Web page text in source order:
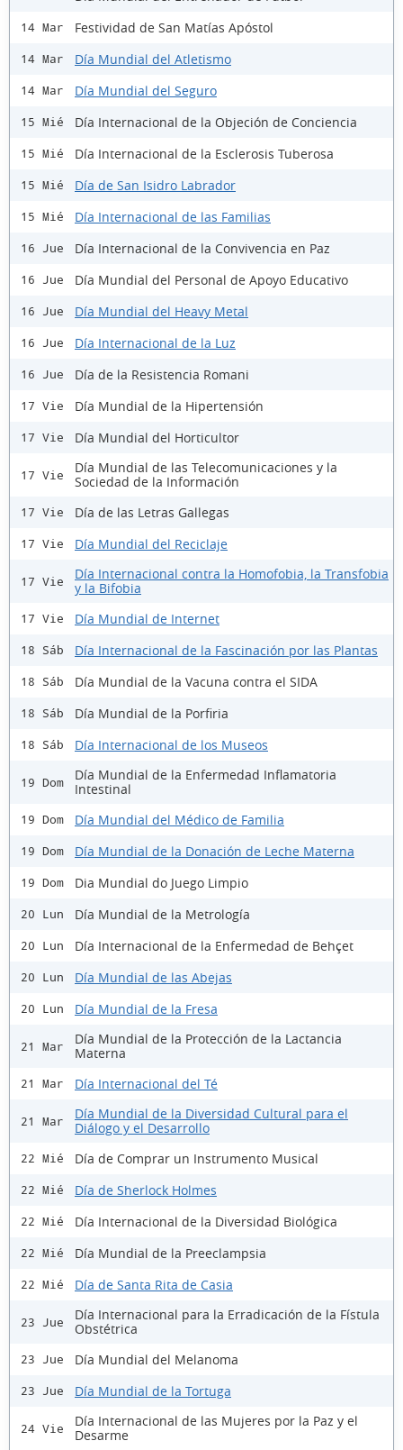
14 Mar Festividad de San Matías Apóstol
14 Mar Día Mundial del Atletismo
14 Mar Día Mundial del Seguro
15 Mié Día Internacional de la Objeción de Conciencia
15 Mié Día Internacional de la Esclerosis Tuberosa
15 Mié Día de San Isidro Labrador
15 Mié Día Internacional de las Familias
16 Jue Día Internacional de la Convivencia en Paz
16 Jue Día Mundial del Personal de Apoyo Educativo
16 Jue Día Mundial del Heavy Metal
16 Jue Día Internacional de la Luz
16 Jue Día de la Resistencia Romani
17 Vie Día Mundial de la Hipertensión
17 Vie Día Mundial del Horticultor
17 Vie
Día Mundial de las Telecomunicaciones y la
Sociedad de la Información
17 Vie Día de las Letras Gallegas
17 Vie Día Mundial del Reciclaje
17 Vie
Día Internacional contra la Homofobia, la Transfobia
y la Bifobia
17 Vie Día Mundial de Internet
18 Sáb Día Internacional de la Fascinación por las Plantas
18 Sáb Día Mundial de la Vacuna contra el SIDA
18 Sáb Día Mundial de la Porfiria
18 Sáb Día Internacional de los Museos
19 Dom
Día Mundial de la Enfermedad Inflamatoria
Intestinal
19 Dom Día Mundial del Médico de Familia
19 Dom Día Mundial de la Donación de Leche Materna
19 Dom Dia Mundial do Juego Limpio
20 Lun Día Mundial de la Metrología
20 Lun Día Internacional de la Enfermedad de Behçet
20 Lun Día Mundial de las Abejas
20 Lun Día Mundial de la Fresa
21 Mar
Día Mundial de la Protección de la Lactancia
Materna
21 Mar Día Internacional del Té
21 Mar
Día Mundial de la Diversidad Cultural para el
Diálogo y el Desarrollo
22 Mié Día de Comprar un Instrumento Musical
22 Mié Día de Sherlock Holmes
22 Mié Día Internacional de la Diversidad Biológica
22 Mié Día Mundial de la Preeclampsia
22 Mié Día de Santa Rita de Casia
23 Jue
Día Internacional para la Erradicación de la Fístula
Obstétrica
23 Jue Día Mundial del Melanoma
23 Jue Día Mundial de la Tortuga
24 Vie
Día Internacional de las Mujeres por la Paz y el
Desarme